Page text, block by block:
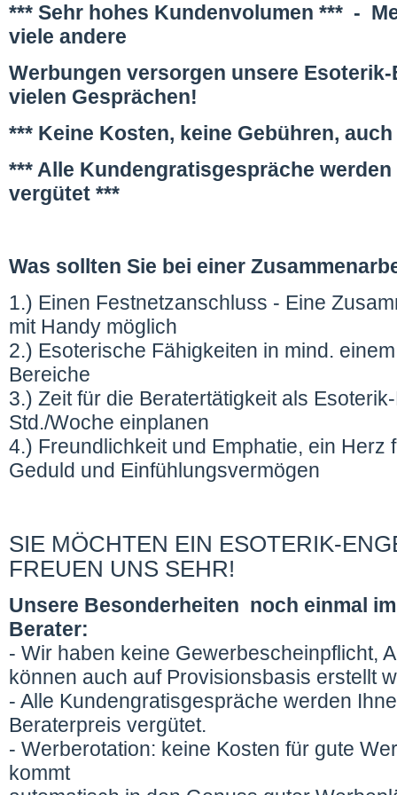
*** Sehr hohes Kundenvolumen *** -
viele andere
Werbungen versorgen unsere
vielen Gesprächen!
*** Keine Kosten, keine Gebühren,
*** Alle Kundengratisgespräche
vergütet ***
Was sollten Sie bei einer
1.) Einen Festnetzanschluss - Eine
mit Handy möglich
2.) Esoterische Fähigkeiten in mind.
Bereiche
3.) Zeit für die Beratertätigkeit als
Std./Woche einplanen
4.) Freundlichkeit und Emphatie, ein Herz
Geduld und Einfühlungsvermögen
SIE MÖCHTEN EIN ESOTERIK-
FREUEN UNS SEHR!
Unsere Besonderheiten noch einmal
Berater:
- Wir haben keine Gewerbescheinpflicht,
können auch auf Provisionsbasis erstellt
- Alle Kundengratisgespräche werden
Beraterpreis vergütet.
- Werberotation: keine Kosten für gute
kommt